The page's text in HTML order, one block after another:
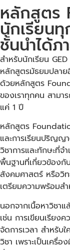
หลักสูตร
นักเรียน
ชั้นนำได้ภ
สำหรับนักเรียน
หลักสูตรมัธยมปลาย
ด้วยหลักสูตร
ของเราทุกคน สามา
แค่ 1 ปี
หลักสูตร
และการเรียนปริญญ
วิชาการและทักษะที่จ
พื้นฐานที่เกี่ยวข้องกั
สังคมศาสตร์ หรือวิท
เตรียมความพร้อมส
นอกจากเนื้อหาวิชา
เช่น การเขียนเรียง
จัดการเวลา สำหรับ
วิชา เพราะเป็นเครื่